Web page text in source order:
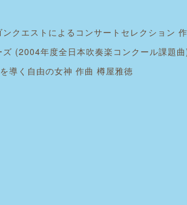
クエストによるコンサートセレクション
年度全日本吹奏楽コンクール課題曲
自由の女神 作曲 樽屋雅徳